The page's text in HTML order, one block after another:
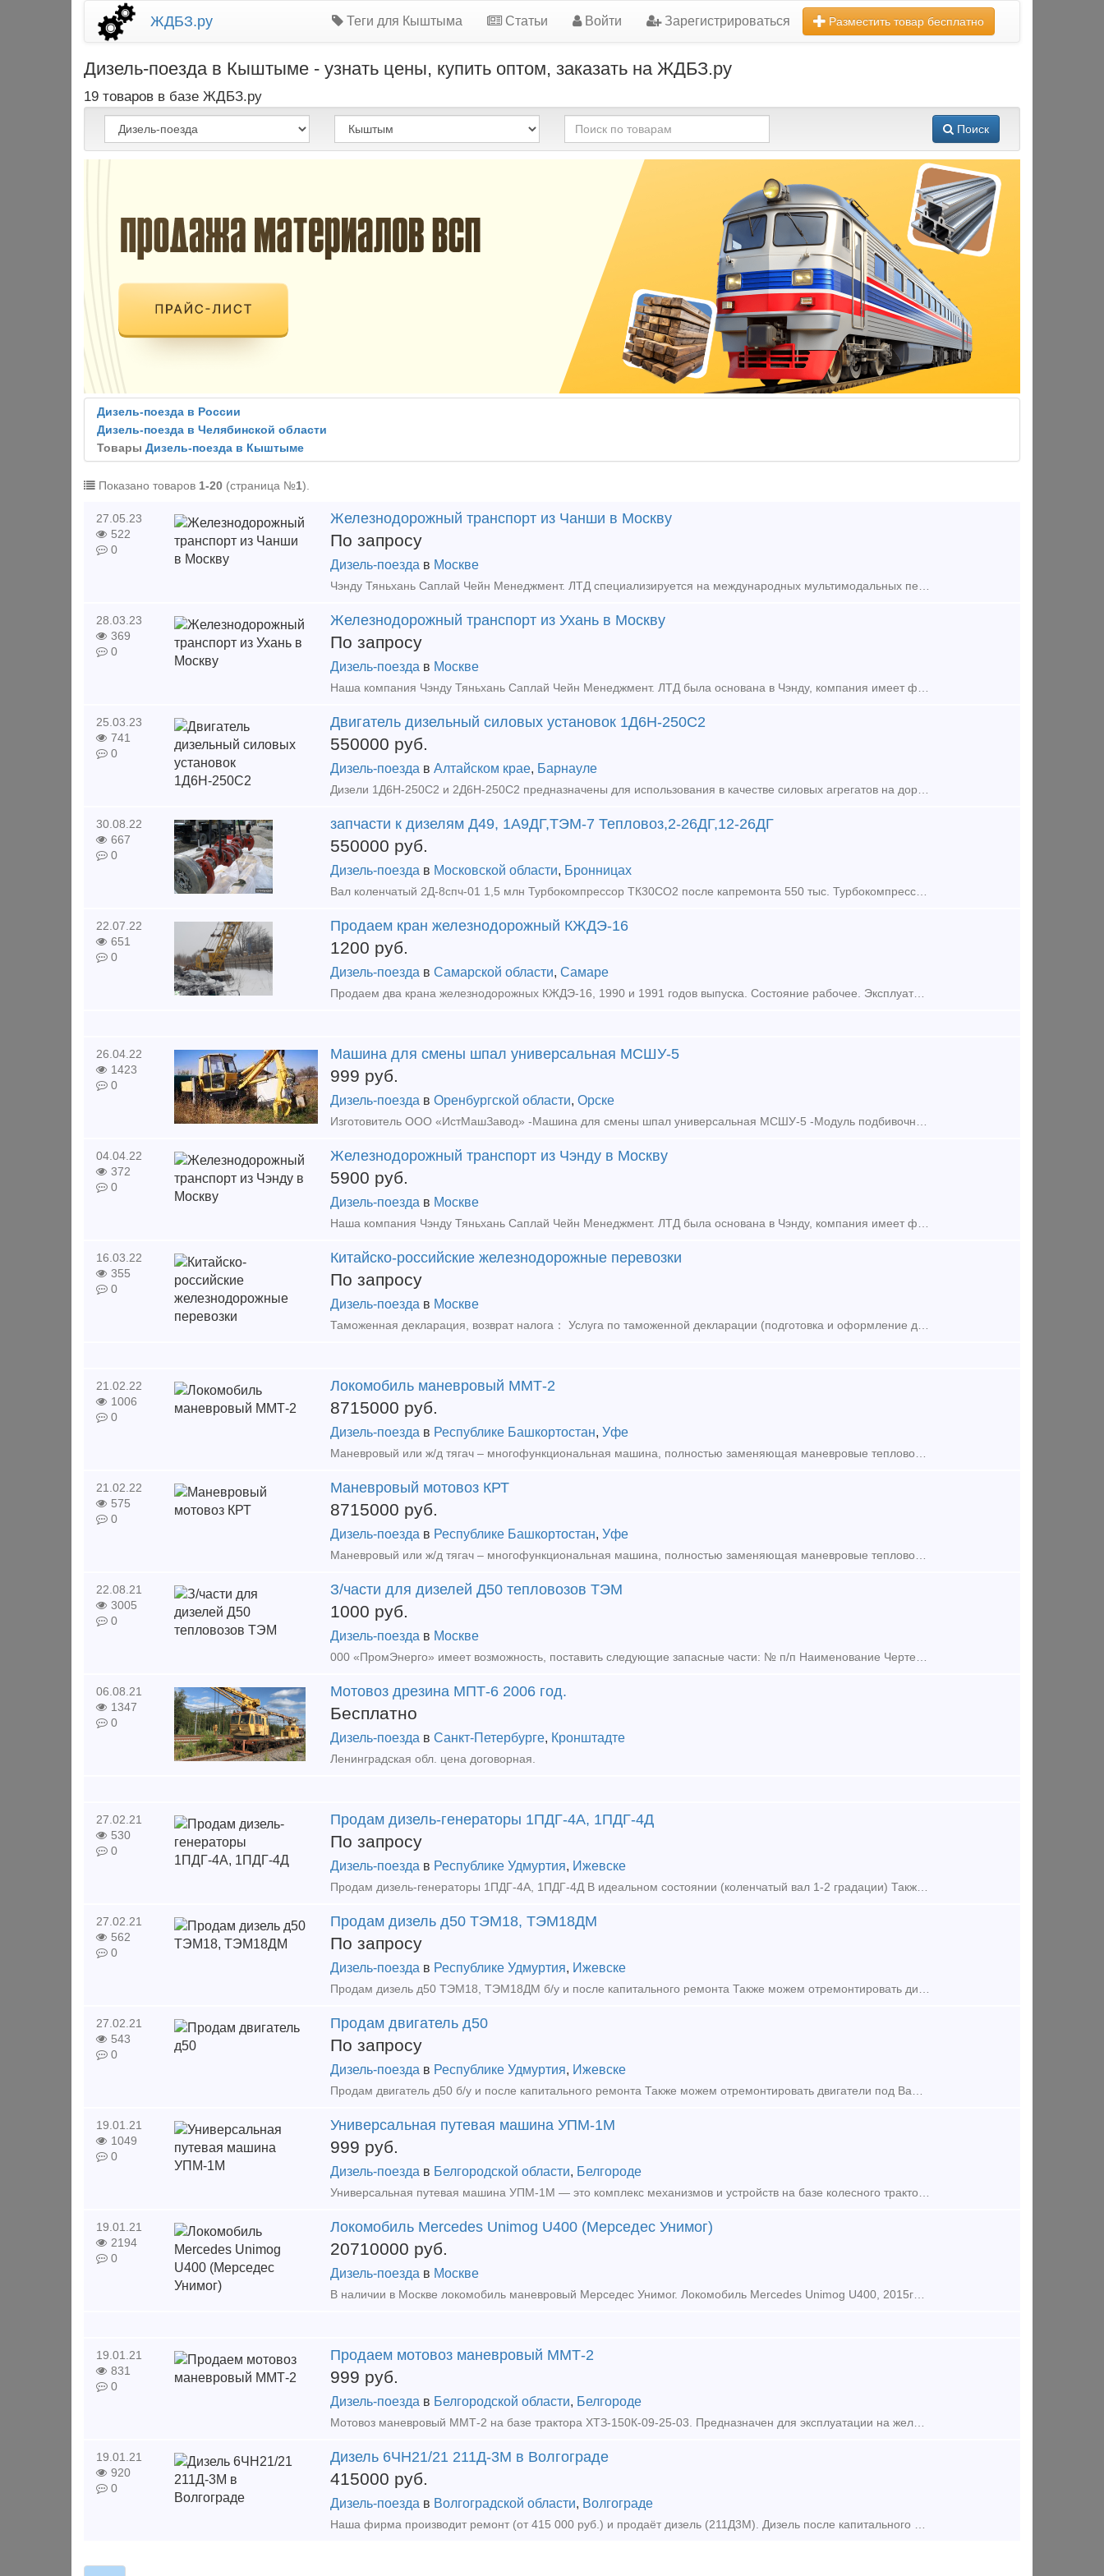
ЖДБЗ.ру Теги для Кыштыма Статьи Войти Зарегистрироваться Разместить товар бесплатно
Дизель-поезда в Кыштыме - узнать цены, купить оптом, заказать на ЖДБЗ.ру
19 товаров в базе ЖДБЗ.ру
Поиск
Дизель-поезда в России
Дизель-поезда в Челябинской области
Товары Дизель-поезда в Кыштыме
Показано товаров 1-20 (страница №1).
27.05.23
522
0
Железнодорожный транспорт из Чанши в Москву
По запросу
Дизель-поезда в Москве
Чэнду Тяньхань Саплай Чейн Менеджмент. ЛТД специализируется на международных мультимодальных перевозках и экспресс-поездах из Китая (включая транзитный и локальный Китай) в Россию, Беларусь, Ц
28.03.23
369
0
Железнодорожный транспорт из Ухань в Москву
По запросу
Дизель-поезда в Москве
Наша компания Чэнду Тяньхань Саплай Чейн Менеджмент. ЛТД была основана в Чэнду, компания имеет филиалы обслуживания в Иу, Чэнду, Москве и т. д. В планах компании расширить свои возможности и о
25.03.23
741
0
Двигатель дизельный силовых установок 1Д6Н-250С2
550000 руб.
Дизель-поезда в Алтайском крае, Барнауле
Дизели 1Д6Н-250С2 и 2Д6Н-250С2 предназначены для использования в качестве силовых агрегатов на дорожно-строительных машинах, автомотрисах, железнодорожных дрезинах, промышленных маневровых мот
30.08.22
667
0
запчасти к дизелям Д49, 1А9ДГ,ТЭМ-7 Тепловоз,2-26ДГ,12-26ДГ
550000 руб.
Дизель-поезда в Московской области, Бронницах
Вал коленчатый 2Д-8спч-01 1,5 млн Турбокомпрессор ТК30СО2 после капремонта 550 тыс. Турбокомпрессор ТК41В21 после капремонта 550 тыс Блок дизнля 2-26ДГ нс ТЭМ-7 2шт в наличии 1млн за штуку Поддиз
22.07.22
651
0
Продаем кран железнодорожный КЖДЭ-16
1200 руб.
Дизель-поезда в Самарской области, Самаре
Продаем два крана железнодорожных КЖДЭ-16, 1990 и 1991 годов выпуска. Состояние рабочее. Эксплуатировался мало. Пишите на baza63@bk.ru
26.04.22
1423
0
Машина для смены шпал универсальная МСШУ-5
999 руб.
Дизель-поезда в Оренбургской области, Орске
Изготовитель ООО «ИстМашЗавод» -Машина для смены шпал универсальная МСШУ-5 -Модуль подбивочный легкий МПЛ -Ковш -Щетка для очистки поверхности шпал от балласта -Окашиватель растительности -Снего
04.04.22
372
0
Железнодорожный транспорт из Чэнду в Москву
5900 руб.
Дизель-поезда в Москве
Наша компания Чэнду Тяньхань Саплай Чейн Менеджмент. ЛТД была основана в Чэнду, компания имеет филиалы обслуживания в Иу, Чэнду, Москве и т. д. В планах компании расширить свои возможности и о
16.03.22
355
0
Китайско-российские железнодорожные перевозки
По запросу
Дизель-поезда в Москве
Таможенная декларация, возврат налога： Услуга по таможенной декларации (подготовка и оформление документов на экспорт при отсутствии лицензии) Услуга возмещения налога. Возврат НД
21.02.22
1006
0
Локомобиль маневровый ММТ-2
8715000 руб.
Дизель-поезда в Республике Башкортостан, Уфе
Маневровый или ж/д тягач – многофункциональная машина, полностью заменяющая маневровые тепловозы и имеющая комбинированный ход, что обуславливает целый ряд её преимуществ. Локомобиль (манев
21.02.22
575
0
Маневровый мотовоз КРТ
8715000 руб.
Дизель-поезда в Республике Башкортостан, Уфе
Маневровый или ж/д тягач – многофункциональная машина, полностью заменяющая маневровые тепловозы и имеющая комбинированный ход, что обуславливает целый ряд её преимуществ. Локомобиль (манев
22.08.21
3005
0
З/части для дизелей Д50 тепловозов ТЭМ
1000 руб.
Дизель-поезда в Москве
000 «ПромЭнерго» имеет возможность, поставить следующие запасные части: № п/п Наименование Чертеж Цена без НДС 1 2 Втулка распр.вала (перед.) Д50.01.018А 7 880
06.08.21
1347
0
Мотовоз дрезина МПТ-6 2006 год.
Бесплатно
Дизель-поезда в Санкт-Петербурге, Кронштадте
Ленинградская обл. цена договорная.
27.02.21
530
0
Продам дизель-генераторы 1ПДГ-4А, 1ПДГ-4Д
По запросу
Дизель-поезда в Республике Удмуртия, Ижевске
Продам дизель-генераторы 1ПДГ-4А, 1ПДГ-4Д В идеальном состоянии (коленчатый вал 1-2 градации) Также можем отремонтировать дизель-генераторы под Ваши цели и задачи По всем вопр
27.02.21
562
0
Продам дизель д50 ТЭМ18, ТЭМ18ДМ
По запросу
Дизель-поезда в Республике Удмуртия, Ижевске
Продам дизель д50 ТЭМ18, ТЭМ18ДМ б/у и после капитального ремонта Также можем отремонтировать дизели под Ваши цели и задачи Андрей Тел: +7 (922) 691-53-03 E-mail: dir pk
27.02.21
543
0
Продам двигатель д50
По запросу
Дизель-поезда в Республике Удмуртия, Ижевске
Продам двигатель д50 б/у и после капитального ремонта Также можем отремонтировать двигатели под Ваши цели и задачи Андрей Тел: +7 (922) 691-53-03 E-mail: dir pkf-fakt ru
19.01.21
1049
0
Универсальная путевая машина УПМ-1М
999 руб.
Дизель-поезда в Белгородской области, Белгороде
Универсальная путевая машина УПМ-1М — это комплекс механизмов и устройств на базе колесного трактора с комбинированным пневмо-рельсовым ходом и комплектом навесных блоков для производства разл
19.01.21
2194
0
Локомобиль Mercedes Unimog U400 (Мерседес Унимог)
20710000 руб.
Дизель-поезда в Москве
В наличии в Москве локомобиль маневровый Мерседес Унимог. Локомобиль Mercedes Unimog U400, 2015гв. Тормозная система для вагонов 1000т, сцепки СА-3 передняя и задняя. Пробег 220мч. Ж/
19.01.21
831
0
Продаем мотовоз маневровый ММТ-2
999 руб.
Дизель-поезда в Белгородской области, Белгороде
Мотовоз маневровый ММТ-2 на базе трактора ХТЗ-150К-09-25-03. Предназначен для эксплуатации на железнодорожных путях с колеей 1520мм. и 1435мм. и на автомобильных дорогах общего назначения. На
19.01.21
920
0
Дизель 6ЧН21/21 211Д-3М в Волгограде
415000 руб.
Дизель-поезда в Волгоградской области, Волгограде
Наша фирма производит ремонт (от 415 000 руб.) и продаёт дизель (211Д3М). Дизель после капитального ремонта, с гарантийным сроком эксплуатации 6 месяцев. Применяется на тепловозах ТГМ4Б